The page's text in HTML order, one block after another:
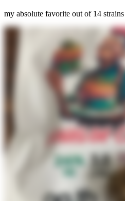
my absolute favorite out of 14